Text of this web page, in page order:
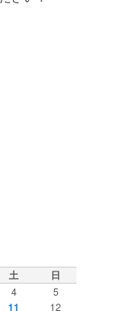
土 日
4 5
11
12